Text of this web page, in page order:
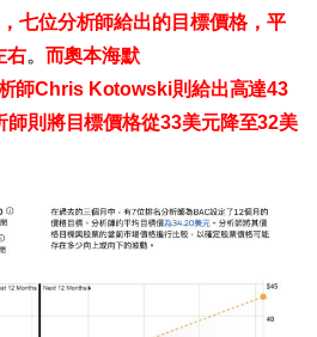
七位分析師給出的目標價格，平
右。 而奧本海默
師Chris Kotowski則給出高達43
師則將目標價格從33美元降至32美